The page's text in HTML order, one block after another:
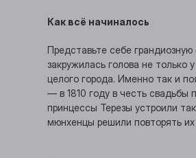
Как всё начиналось
Представьте себе грандиозную
закружилась голова не только
целого города. Именно так и
— в 1810 году в честь свадьбы
принцессы Терезы устроили
мюнхенцы решили повторять